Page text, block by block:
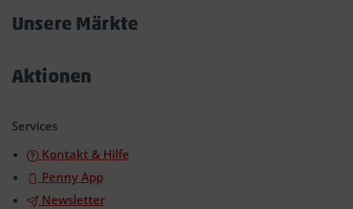
Unsere Märkte
Aktionen
Services
Kontakt & Hilfe
Penny App
Newsletter